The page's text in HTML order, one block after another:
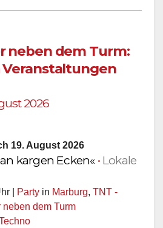
neben dem Turm:
2026
19. August 2026
kargen Ecken« • Lokale
| Party in Marburg, TNT -
neben dem Turm